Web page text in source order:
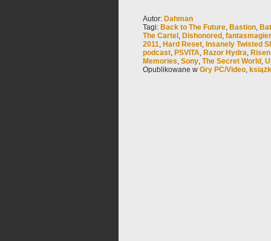
Autor: Dahman
Tagi: Back to The Future, Bastion,
The Cartel , Dishonored ,
2011, Hard Reset, Insanely Twisted
podcast, PSVITA, Razor Hydra,
Memories, Sony, The Secret World ,
Opublikowane w Gry PC/Video,